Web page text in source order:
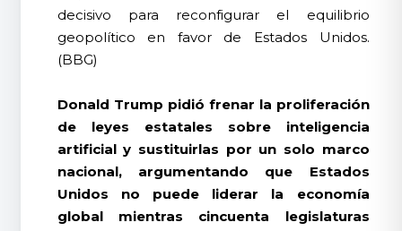
decisivo para reconfigurar el equilibrio
geopolítico en favor de Estados Unidos.
(BBG)
Donald Trump pidió frenar la proliferación
de leyes estatales sobre inteligencia
artificial y sustituirlas por un solo marco
nacional, argumentando que Estados
Unidos no puede liderar la economía
global mientras cincuenta legislaturas